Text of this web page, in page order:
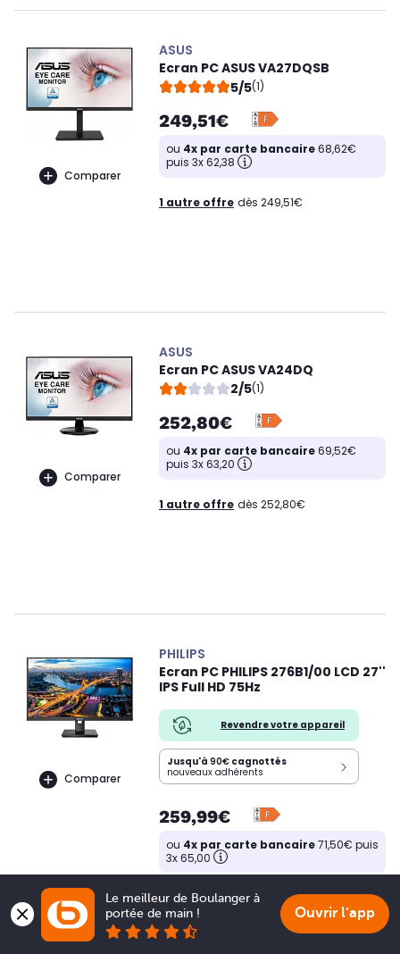
Comparer
ASUS
Ecran PC ASUS VA27DQSB
5/5(1)
249,51€
ou 4x par carte bancaire68,62€
puis 3x 62,38
1 autre offre dès 249,51€
Comparer
ASUS
Ecran PC ASUS VA24DQ
2/5(1)
252,80€
ou 4x par carte bancaire69,52€
puis 3x 63,20
1 autre offre dès 252,80€
Comparer
PHILIPS
Ecran PC PHILIPS 276B1/00 LCD 27''
IPS Full HD 75Hz
Revendre votre appareil
Jusqu'à 90€ cagnottés
nouveaux adhérents
259,99€
ou 4x par carte bancaire71,50€ puis
3x 65,00
Le meilleur de Boulanger à
portée de main !
Ouvrir l'app